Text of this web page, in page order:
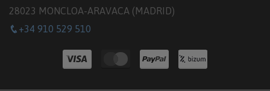
28023 MONCLOA-ARAVACA (MADRID)
+34 910 529 510